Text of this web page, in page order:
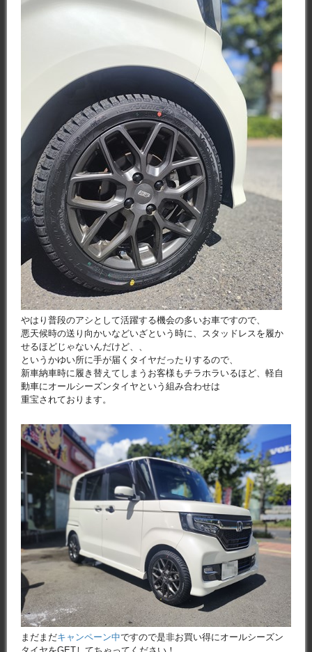
やはり普段のアシとして活躍する機会の多いお車ですので、
悪天候時の送り向かいなどいざという時に、スタッドレスを履か
せるほどじゃないんだけど、、
というかゆい所に手が届くタイヤだったりするので、
新車納車時に履き替えてしまうお客様もチラホラいるほど、軽自
動車にオールシーズンタイヤという組み合わせは
重宝されております。
まだまだキャンペーン中ですので是非お買い得にオールシーズン